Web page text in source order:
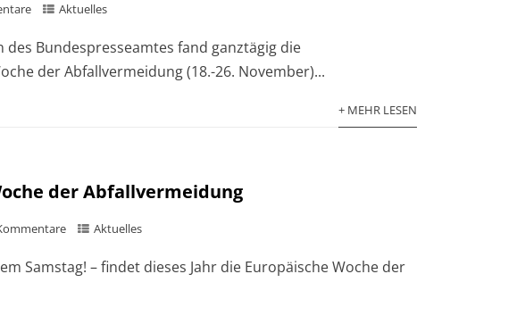
Aktuelles
des Bundespresseamtes fand ganztägig die
der Abfallvermeidung (18.-26. November)...
+ MEHR LESEN
der Abfallvermeidung
Aktuelles
Samstag! – findet dieses Jahr die Europäische Woche der